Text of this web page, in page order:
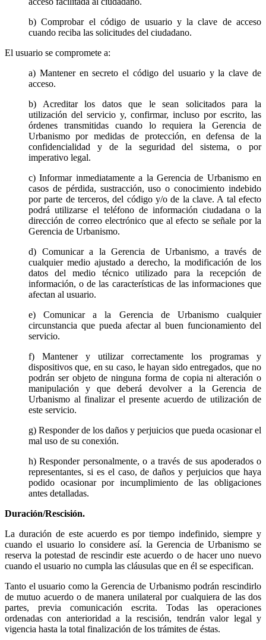
b) Comprobar el código de usuario y la clave de acceso
cuando reciba las solicitudes del ciudadano.
El usuario se compromete a:
a) Mantener en secreto el código del usuario y la clave de
acceso.
b) Acreditar los datos que le sean solicitados para la
utilización del servicio y, confirmar, incluso por escrito, las
órdenes transmitidas cuando lo requiera la Gerencia de
Urbanismo por medidas de protección, en defensa de la
confidencialidad y de la seguridad del sistema, o por
imperativo legal.
c) Informar inmediatamente a la Gerencia de Urbanismo en
casos de pérdida, sustracción, uso o conocimiento indebido
por parte de terceros, del código y/o de la clave. A tal efecto
podrá utilizarse el teléfono de información ciudadana o la
dirección de correo electrónico que al efecto se señale por la
Gerencia de Urbanismo.
d) Comunicar a la Gerencia de Urbanismo, a través de
cualquier medio ajustado a derecho, la modificación de los
datos del medio técnico utilizado para la recepción de
información, o de las características de las informaciones que
afectan al usuario.
e) Comunicar a la Gerencia de Urbanismo cualquier
circunstancia que pueda afectar al buen funcionamiento del
servicio.
f) Mantener y utilizar correctamente los programas y
dispositivos que, en su caso, le hayan sido entregados, que no
podrán ser objeto de ninguna forma de copia ni alteración o
manipulación y que deberá devolver a la Gerencia de
Urbanismo al finalizar el presente acuerdo de utilización de
este servicio.
g) Responder de los daños y perjuicios que pueda ocasionar el
mal uso de su conexión.
h) Responder personalmente, o a través de sus apoderados o
representantes, si es el caso, de daños y perjuicios que haya
podido ocasionar por incumplimiento de las obligaciones
antes detalladas.
Duración/Rescisión.
La duración de este acuerdo es por tiempo indefinido, siempre y
cuando el usuario lo considere así. la Gerencia de Urbanismo se
reserva la potestad de rescindir este acuerdo o de hacer uno nuevo
cuando el usuario no cumpla las cláusulas que en él se especifican.
Tanto el usuario como la Gerencia de Urbanismo podrán rescindirlo
de mutuo acuerdo o de manera unilateral por cualquiera de las dos
partes, previa comunicación escrita. Todas las operaciones
ordenadas con anterioridad a la rescisión, tendrán valor legal y
vigencia hasta la total finalización de los trámites de éstas.